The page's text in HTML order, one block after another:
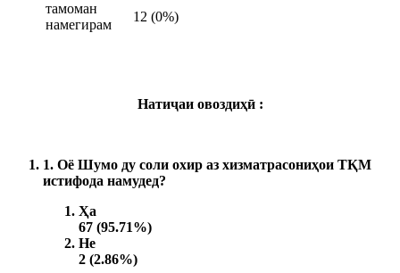
тамоман
намегирам
12 (0%)
Натиҷаи овоздиҳӣ :
1. Оё Шумо ду соли охир аз хизматрасониҳои ТҚМ
истифода намудед?
Ҳа
67 (95.71%)
Не
2 (2.86%)